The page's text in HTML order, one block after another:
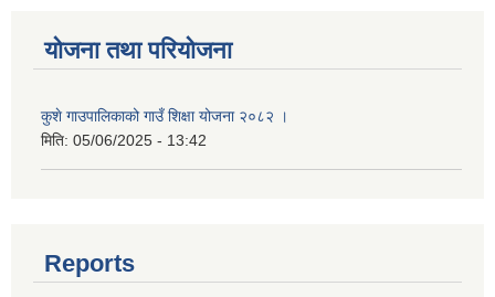
योजना तथा परियोजना
कुशे गाउपालिकाको गाउँ शिक्षा योजना २०८२ ।
मिति: 05/06/2025 - 13:42
Reports